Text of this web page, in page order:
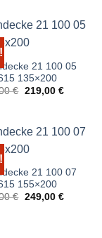
21 100 05
135×200
€ Ursprünglicher
219,00 €Aktueller
21 100 07
155×200
€ Ursprünglicher
249,00 €Aktueller